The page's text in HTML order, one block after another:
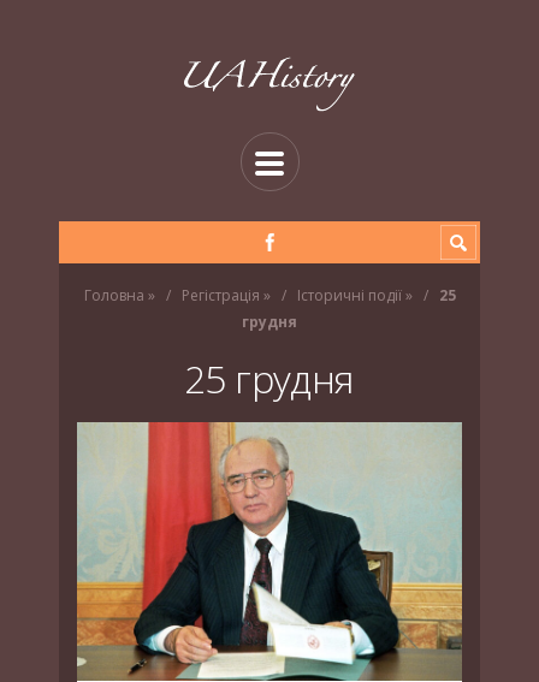
Головна » Регістрація » Історичні події»
25
грудня
25 грудня